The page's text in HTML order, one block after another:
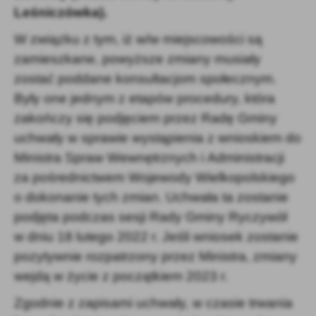
Leśniczówka).
W związku z tym, iż w/w miejscowości są
zamieszkane, powyższe zmiany musiały
zostać poddane konsultacjom społecznym.
Były one jednym z etapów procedury, która
zakończy się podjęciem przez Radę Gminy
uchwały w sprawie wystąpienia z wnioskiem do
Ministra Spraw Wewnętrznych i Administracji
za pośrednictwem Wojewody Wielkopolskiego
o dokonanie tych zmian. Uchwała ta zostanie
podjęta podczas sesji Rady Gminy Ryczywół
w dniu 18 lutego 2022 r. Jeśli wniosek zostanie
pozytywnie rozpatrzony przez Ministra, zmiany
wejdą w życie z początkiem 2023 r.
Zgodnie z zapisami uchwały, w czasie trwania